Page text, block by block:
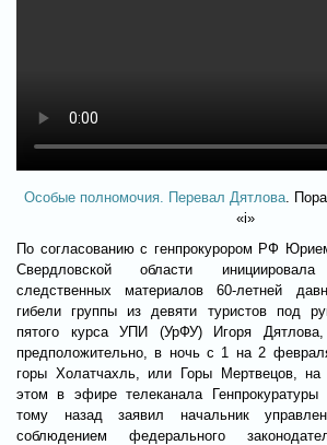
Особые полномочия. Перевал Дятлова. Пора
«i»
По согласованию с генпрокурором РФ
Свердловской области
следственных материалов 60-летней
гибели группы из девяти туристов под
пятого курса УПИ (УрФУ) Игоря Дятлова,
предположительно, в ночь с 1 на 2
горы Холатчахль, или Горы Мертвецов,
этом в эфире телеканала
тому назад заявил начальник
соблюдением федерального